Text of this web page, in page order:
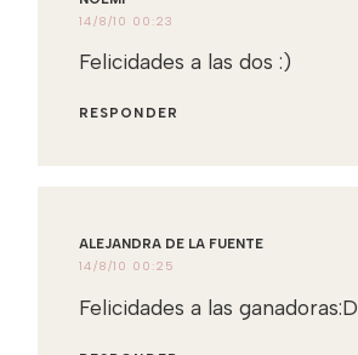
14/8/10 00:23
Felicidades a las dos :)
RESPONDER
ALEJANDRA DE LA FUENTE
14/8/10 00:25
Felicidades a las ganadoras:D